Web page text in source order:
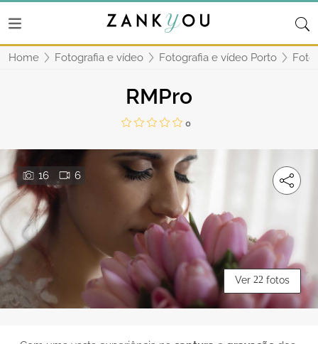
Home Fotografia e vídeo Fotografia e vídeo Porto
RMPro
0
16 6
Ver 22 fotos